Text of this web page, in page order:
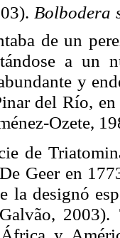
Bolbodera
de un
a un
y
del Río, en
Ozete,
de
Geer en
la designó
2003).